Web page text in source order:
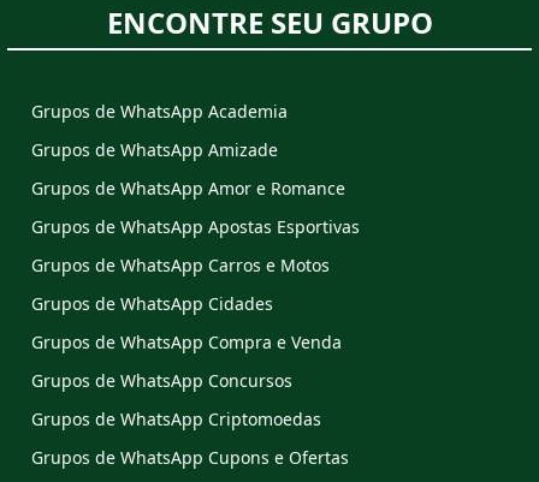
ENCONTRE SEU GRUPO
Grupos de WhatsApp Academia
Grupos de WhatsApp Amizade
Grupos de WhatsApp Amor e Romance
Grupos de WhatsApp Apostas Esportivas
Grupos de WhatsApp Carros e Motos
Grupos de WhatsApp Cidades
Grupos de WhatsApp Compra e Venda
Grupos de WhatsApp Concursos
Grupos de WhatsApp Criptomoedas
Grupos de WhatsApp Cupons e Ofertas